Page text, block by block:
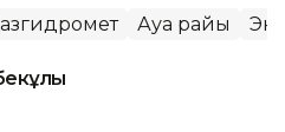
Ауа райы